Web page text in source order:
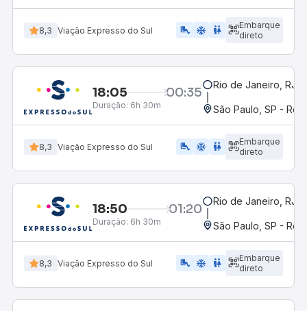
8,3 Viação Expresso do Sul airline_seat_legroom_extra ac_unit WC
Embarque
direto
18:05 00:35
Duração: 6h 30m
Rio de Janeiro, RJ -
São Paulo, SP -
8,3 Viação Expresso do Sul airline_seat_legroom_extra ac_unit wc
Embarque
direto
18:50 01:20
Duração: 6h 30m
Rio de Janeiro, RJ -
São Paulo, SP -
8,3 Viação Expresso do Sul airline_seat_legroom_extra ac_unit WC
Embarque
direto